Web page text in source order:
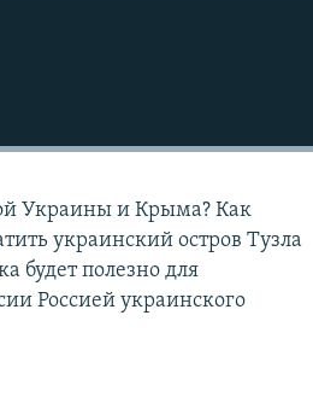
Украины и Крыма? Как
украинский остров Тузла
будет полезно для
Россией украинского